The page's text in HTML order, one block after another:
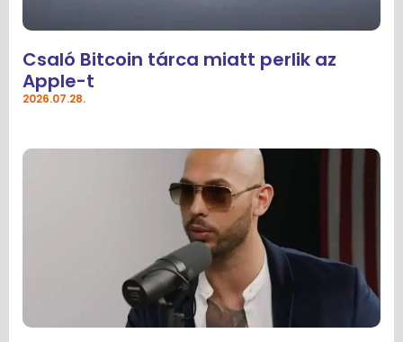
Csaló Bitcoin tárca miatt perlik az
Apple-t
2026.07.28.